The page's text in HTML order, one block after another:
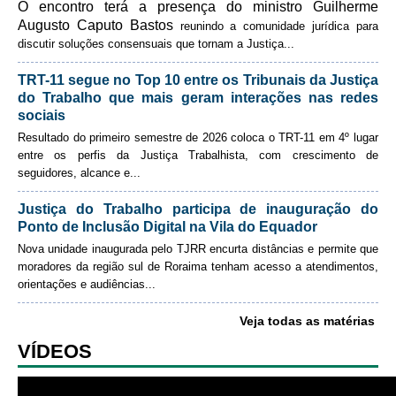
Automação e IA
Governança de TI
Governança das Contratações Obras
Rede de Governança Colaborativa
Laboratório de Inovação
Assessoria de Governança de Gestão de Pessoas
Sites Institucionais
Centro de Memória
Enviar email
O encontro terá a presença do ministro Guilherme
Augusto Caputo Bastosreunindo a comunidade jurídica para
discutir soluções consensuais que tornam a Justiça...
TRT-11 segue no Top 10 entre os Tribunais da Justiça
do Trabalho que mais geram interações nas redes
sociais
Resultado do primeiro semestre de 2026 coloca o TRT-11 em 4º lugar
entre os perfis da Justiça Trabalhista, com crescimento de
seguidores, alcance e...
Justiça do Trabalho participa de inauguração do
Ponto de Inclusão Digital na Vila do Equador
Nova unidade inaugurada pelo TJRR encurta distâncias e permite que
moradores da região sul de Roraima tenham acesso a atendimentos,
orientações e audiências...
Veja todas as matérias
VÍDEOS